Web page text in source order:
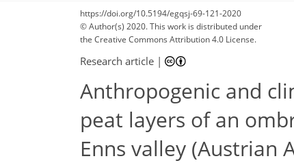
https://doi.org/10.5194/egqsj-69-121-2020
© Author(s) 2020. This work is distributed under
the Creative Commons Attribution 4.0 License.
Research article |
Anthropogenic and
peat layers of an
Enns valley (Austrian